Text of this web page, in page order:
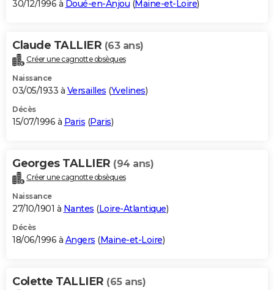
30/12/1996 à Doué-en-Anjou (Maine-et-Loire)
Claude TALLIER (63 ans)
Créer une cagnotte obsèques
Naissance
03/05/1933 à Versailles (Yvelines)
Décès
15/07/1996 à Paris (Paris)
Georges TALLIER (94 ans)
Créer une cagnotte obsèques
Naissance
27/10/1901 à Nantes (Loire-Atlantique)
Décès
18/06/1996 à Angers (Maine-et-Loire)
Colette TALLIER (65 ans)